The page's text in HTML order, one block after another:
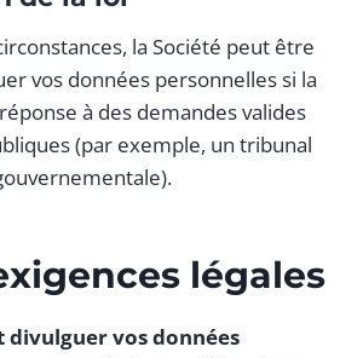
la Société peut être
vos données personnelles si la
à des demandes valides
(par exemple, un tribunal
légales
divulguer vos données